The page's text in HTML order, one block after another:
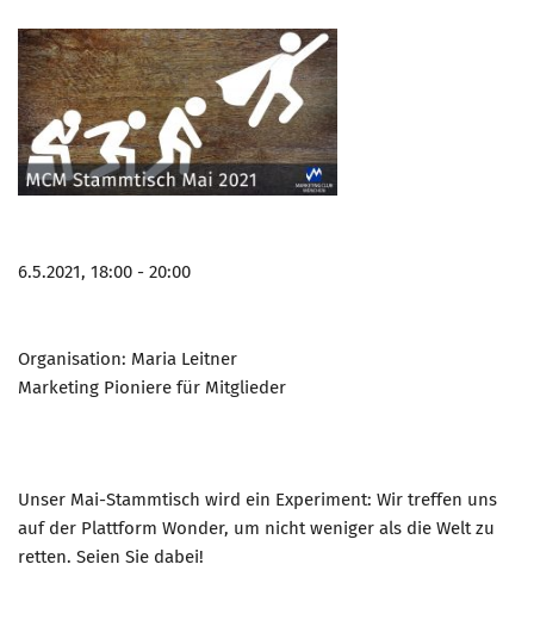
6.5.2021, 18:00 - 20:00
Organisation: Maria Leitner
Marketing Pioniere für Mitglieder
Unser Mai-Stammtisch wird ein Experiment: Wir treffen uns
auf der Plattform Wonder, um nicht weniger als die Welt zu
retten. Seien Sie dabei!